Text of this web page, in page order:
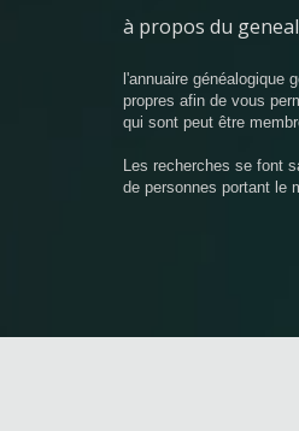
à propos du
l'annuaire généalogique
propres afin de vous
qui sont peut être
Les recherches se font
de personnes portant le